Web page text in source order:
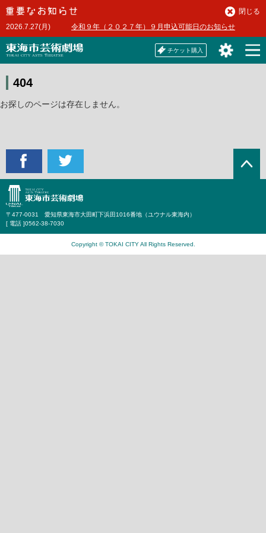
本
文
へ2026.7.27(月) 令和９年（２０２７年）９月申込可能日のお知らせ
閉じる
チケット購入
404
お探しのページは存在しません。
〒477-0031 愛知県東海市大田町下浜田1016番地（ユウナル東海内）
[ 電話 ]0562-38-7030
Copyright © TOKAI CITY All Rights Reserved.